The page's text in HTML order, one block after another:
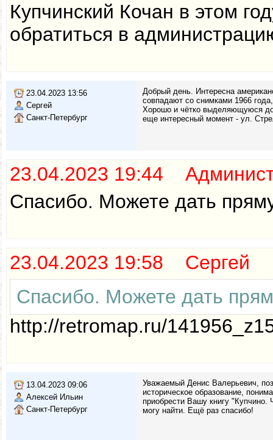
Купчинский Кочан в этом
обратиться в
23.04.2023 13:56
Сергей
Санкт-Петербург
Добрый день. Интересна
совпадают со снимками 1966
Хорошо и чётко выделяющуюся
еще интересный момент - ул.
23.04.2023 19:44
Спасибо. Можете дать
23.04.2023 19:58 Сергей
Спасибо. Можете дать
http://retromap.ru/
13.04.2023 09:06
Алексей Ильин
Санкт-Петербург
Уважаемый Денис Валерьевич,
историческое образование,
приобрести Вашу книгу "Купчино.
могу найти. Ещё раз спасибо!